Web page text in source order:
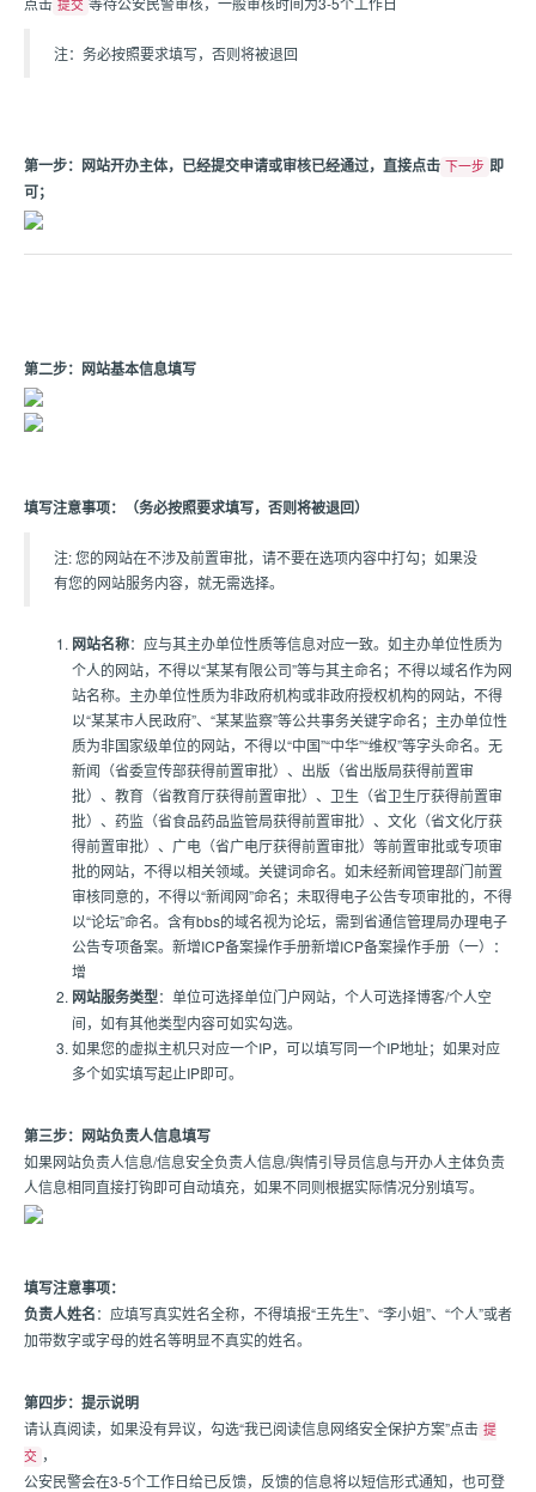
提交
注：务必按照要求填写，否则将被退回
第一步：网站开办主体，已经提交申请或审核已经通过，直接点击 下一步 即
可；
第二步：网站基本信息填写
填写注意事项：（务必按照要求填写，否则将被退回）
注: 您的网站在不涉及前置审批，请不要在选项内容中打勾；如果没
有您的网站服务内容，就无需选择。
网站名称：应与其主办单位性质等信息对应一致。如主办单位性质为
个人的网站，不得以“某某有限公司”等与其主命名；不得以域名作为网
站名称。主办单位性质为非政府机构或非政府授权机构的网站，不得
以“某某市人民政府”、“某某监察”等公共事务关键字命名；主办单位性
质为非国家级单位的网站，不得以“中国”“中华”“维权”等字头命名。无
新闻（省委宣传部获得前置审批）、出版（省出版局获得前置审
批）、教育（省教育厅获得前置审批）、卫生（省卫生厅获得前置审
批）、药监（省食品药品监管局获得前置审批）、文化（省文化厅获
得前置审批）、广电（省广电厅获得前置审批）等前置审批或专项审
批的网站，不得以相关领域。关键词命名。如未经新闻管理部门前置
审核同意的，不得以“新闻网”命名；未取得电子公告专项审批的，不得
以“论坛”命名。含有bbs的域名视为论坛，需到省通信管理局办理电子
公告专项备案。新增ICP备案操作手册新增ICP备案操作手册（一）：
增
网站服务类型：单位可选择单位门户网站，个人可选择博客/个人空
间，如有其他类型内容可如实勾选。
如果您的虚拟主机只对应一个IP，可以填写同一个IP地址；如果对应
多个如实填写起止IP即可。
第三步：网站负责人信息填写
如果网站负责人信息/信息安全负责人信息/舆情引导员信息与开办人主体负责
人信息相同直接打钩即可自动填充，如果不同则根据实际情况分别填写。
填写注意事项：
负责人姓名：应填写真实姓名全称，不得填报“王先生”、“李小姐”、“个人”或者
加带数字或字母的姓名等明显不真实的姓名。
第四步：提示说明
请认真阅读，如果没有异议，勾选“我已阅读信息网络安全保护方案”点击 提
交 ，
公安民警会在3-5个工作日给已反馈，反馈的信息将以短信形式通知，也可登